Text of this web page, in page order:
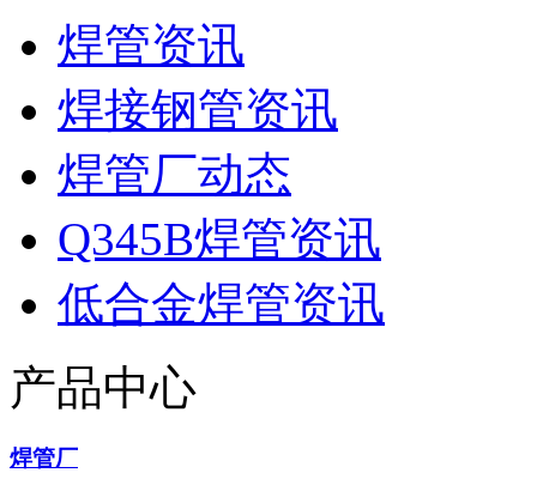
焊管资讯
焊接钢管资讯
焊管厂动态
Q345B焊管资讯
低合金焊管资讯
产品中心
焊管厂